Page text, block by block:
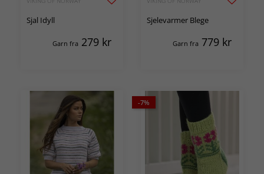
Sjal Idyll
Garn fra 279 kr
Sjelevarmer Blege
Garn fra 779 kr
-7%